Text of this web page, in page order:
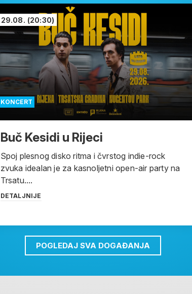
KONCERT
29.08. (20:30)
Buč Kesidi u Rijeci
Spoj plesnog disko ritma i čvrstog indie-rock
zvuka idealan je za kasnoljetni open-air party na
Trsatu....
DETALJNIJE
POGLEDAJ SVA DOGAĐANJA